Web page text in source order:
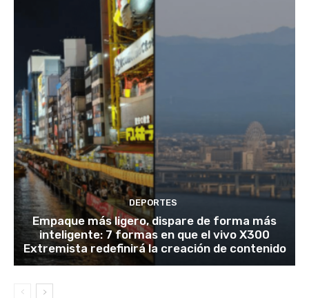
DEPORTES
Empaque más ligero, dispare de forma más
inteligente: 7 formas en que el vivo X300
Extremista redefinirá la creación de contenido